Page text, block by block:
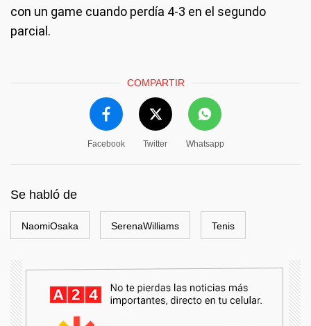
con un game cuando perdía 4-3 en el segundo
parcial.
COMPARTIR
Facebook Twitter Whatsapp
Se habló de
NaomiOsaka SerenaWilliams Tenis